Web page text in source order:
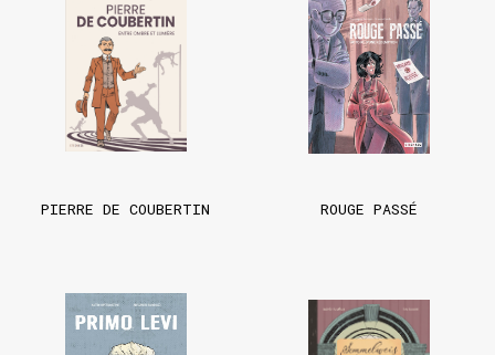
PIERRE DE COUBERTIN ROUGE PASSÉ